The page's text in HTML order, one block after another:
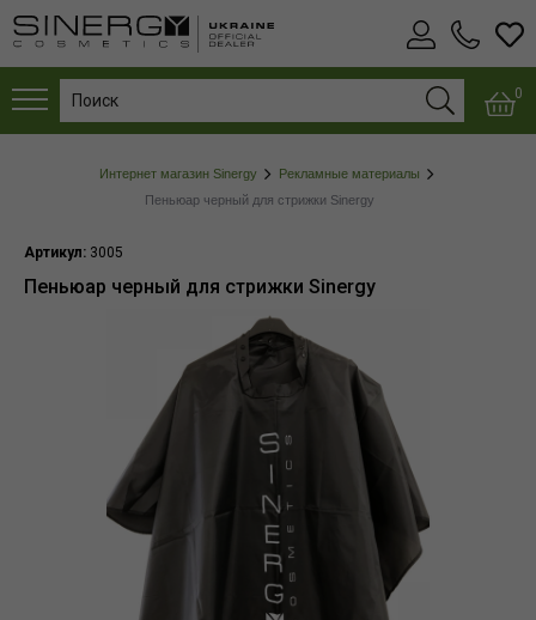
0
Интернет магазин Sinergy
Рекламные материалы
Пеньюар черный для стрижки Sinergy
Артикул: 3005
Пеньюар черный для стрижки Sinergy